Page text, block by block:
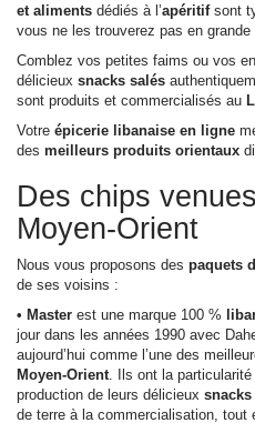
et aliments dédiés à l’apéritifsont
vous ne les trouverez pas en grande
Comblez vos petites faims ou vos
délicieux snacks salés
sont produits et commercialisés au
Votre épicerie libanaise en ligne
des meilleurs produits orientaux
Des chips
Moyen-Orient
Nous vous proposons des paquets
de ses voisins :
• Master est une marque 100 %
jour dans les années 1990 avec
aujourd’hui comme l’une des
Moyen-Orient . Ils ont la
production de leurs délicieux snacks
de terre à la commercialisation, tout